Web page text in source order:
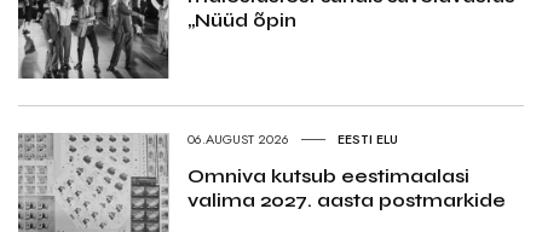
„Nüüd õpin
06.AUGUST 2026 EESTI ELU
Omniva kutsub eestimaalasi
valima 2027. aasta postmarkide